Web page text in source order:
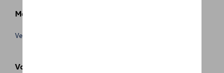
Meer info
Verkoopsvoorwaarden
Volg Ons